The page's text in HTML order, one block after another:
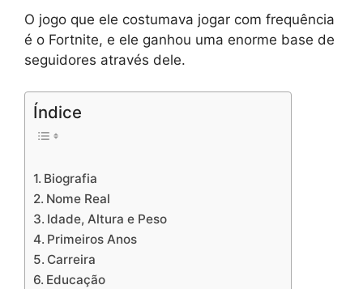
O jogo que ele costumava jogar com frequência
é o Fortnite, e ele ganhou uma enorme base de
seguidores através dele.
Índice
Biografia
Nome Real
Idade, Altura e Peso
Primeiros Anos
Carreira
Educação